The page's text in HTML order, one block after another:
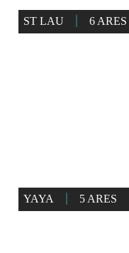
ST LAU 6 ARES
YAYA 5 ARES